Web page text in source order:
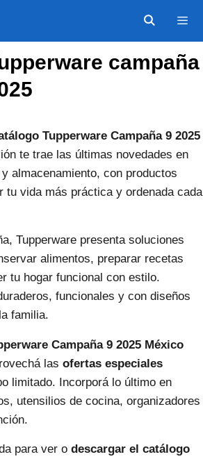
Menú
campaña
Tupperware Campaña 9 2025
te trae las últimas novedades en
almacenamiento, con productos
tu vida más práctica y ordenada cada
Tupperware presenta soluciones
alimentos, preparar recetas
tu hogar funcional con estilo.
funcionales y con diseños
familia.
Campaña 9 2025 México
las ofertas especiales
limitado. Incorporá lo último en
utensilios de cocina, organizadores
para ver o descargar el catálogo